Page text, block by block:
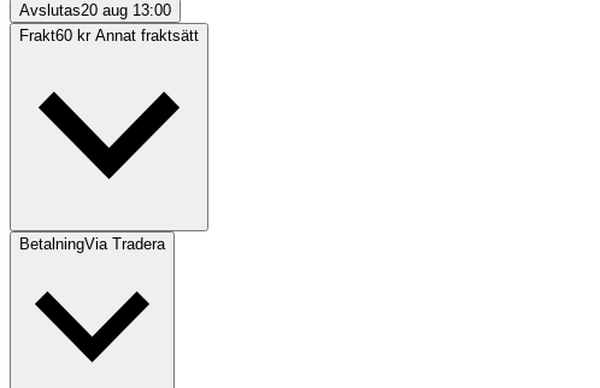
Avslutas20 aug 13:00
Frakt60 kr Annat fraktsätt
BetalningVia Tradera